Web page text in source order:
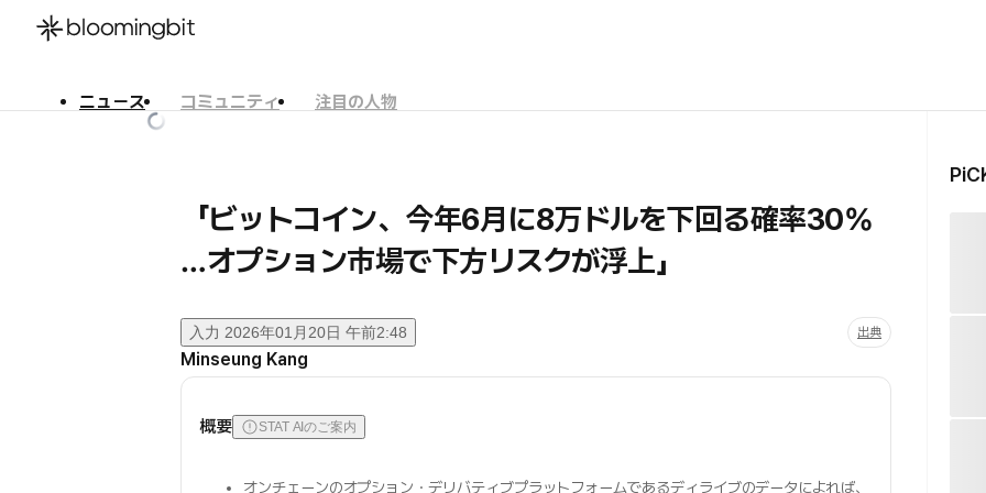
ニュース コミュニティ
注目の人物
「ビットコイン、今年6月に8万ドルを下回る確率30%
…オプション市場で下方リスクが浮上」
入力 2026年01月20日 午前2:48 出典
Minseung Kang
概要 STAT AIのご案内
オンチェーンのオプション・デリバティブプラットフォームであるディライブのデータによれば、